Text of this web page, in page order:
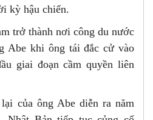
kỳ hậu chiến.
trở thành nơi công du nước
Abe khi ông tái đắc cử vào
giai đoạn cầm quyền liên
của ông Abe diễn ra năm